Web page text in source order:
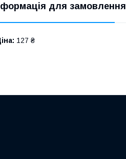
для замовлення
127 ₴